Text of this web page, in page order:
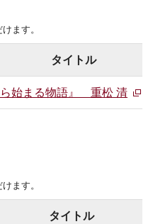
ます。
タイトル
ら始まる物語』 重松 清
ます。
タイトル